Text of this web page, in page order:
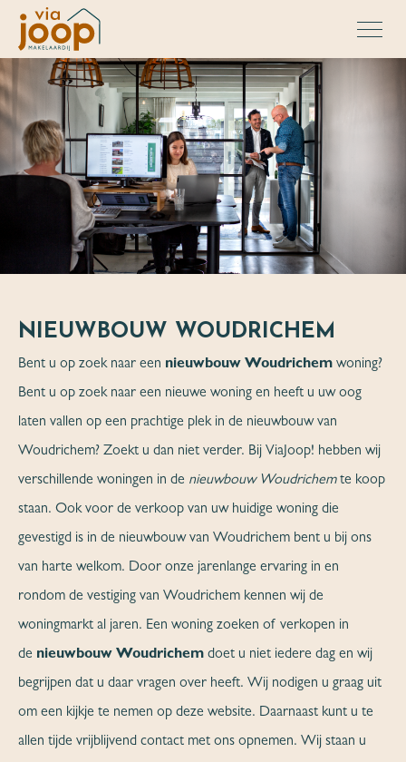
NIEUWBOUW WOUDRICHEM
Bent u op zoek naar een nieuwbouw Woudrichem woning?
Bent u op zoek naar een nieuwe woning en heeft u uw oog
laten vallen op een prachtige plek in de nieuwbouw van
Woudrichem? Zoekt u dan niet verder. Bij ViaJoop! hebben wij
verschillende woningen in de nieuwbouw Woudrichemte koop
staan. Ook voor de verkoop van uw huidige woning die
gevestigd is in de nieuwbouw van Woudrichem bent u bij ons
van harte welkom. Door onze jarenlange ervaring in en
rondom de vestiging van Woudrichem kennen wij de
woningmarkt al jaren. Een woning zoeken of verkopen in
de nieuwbouw Woudrichem doet u niet iedere dag en wij
begrijpen dat u daar vragen over heeft. Wij nodigen u graag uit
om een kijkje te nemen op deze website. Daarnaast kunt u te
allen tijde vrijblijvend contact met ons opnemen. Wij staan u